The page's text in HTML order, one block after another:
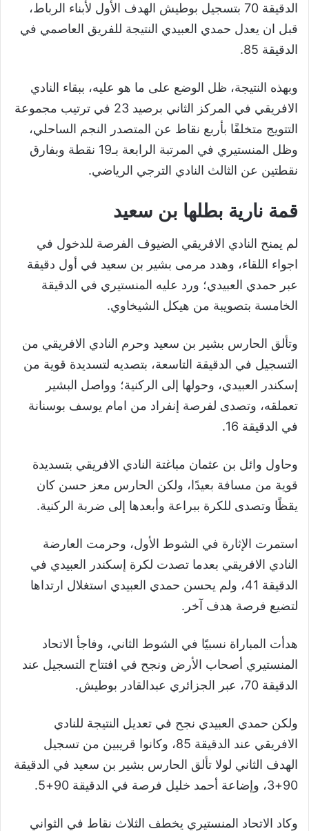
الدقيقة 70 بتسجيل بوطيش الهدف الأول لأبناء الرباط،
قبل ان يعدل حمدي العبيدي النتيجة للفريق العاصمي في
الدقيقة 85.
وبهذه النتيجة، ظل الوضع على ما هو عليه، ببقاء النادي
الافريقي في المركز الثاني برصيد 23 في ترتيب مجموعة
التتويج متخلفًا بأربع نقاط عن المتصدر النجم الساحلي،
وظل المنستيري في المرتبة الرابعة بـ19 نقطة وبفارق
نقطتين عن الثالث النادي الترجي الرياضي.
قمة نارية بطلها بن سعيد
لم يمنح النادي الافريقي الضيوف الفرصة للدخول في
اجواء اللقاء، وهدد مرمى بشير بن سعيد في أول دقيقة
عبر حمدي العبيدي؛ ورد عليه المنستيري في الدقيقة
الخامسة بتصويبة من هيكل الشيخاوي.
وتألق الحارس بشير بن سعيد وحرم النادي الافريقي من
التسجيل في الدقيقة التاسعة، بتصديه لتسديدة قوية من
إسكندر العبيدي، وحولها إلى الركنية؛ وواصل البشير
تعملقه، وتصدى لفرصة إنفراد من امام يوسف بوسنانة
في الدقيقة 16.
وحاول وائل بن عثمان مباغتة النادي الافريقي بتسديدة
قوية من مسافة بعيدًا، ولكن الحارس معز حسن كان
يقظًا وتصدى للكرة ببراعة وأبعدها إلى ضربة الركنية.
استمرت الإثارة في الشوط الأول، وحرمت العارضة
النادي الافريقي بعدما تصدت لكرة إسكندر العبيدي في
الدقيقة 41، ولم يحسن حمدي العبيدي استغلال ارتداها
لتضيع فرصة هدف آخر.
هدأت المباراة نسبيًا في الشوط الثاني، وفاجأ الاتحاد
المنستيري أصحاب الأرض ونجح في افتتاح التسجيل عند
الدقيقة 70، عبر الجزائري عبدالقادر بوطيش.
ولكن حمدي العبيدي نجح في تعديل النتيجة للنادي
الافريقي عند الدقيقة 85، وكانوا قريبين من تسجيل
الهدف الثاني لولا تألق الحارس بشير بن سعيد في الدقيقة
90+3، وإضاعة أحمد خليل فرصة في الدقيقة 90+5.
وكاد الاتحاد المنستيري يخطف الثلاث نقاط في الثواني